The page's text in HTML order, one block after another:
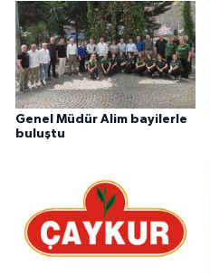
Genel Müdür Alim bayilerle
buluştu